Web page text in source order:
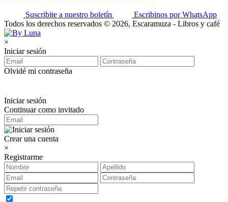
Suscribite a nuestro boletín
Escribinos por WhatsApp
Todos los derechos reservados © 2026, Escaramuza - Libros y café
×
Iniciar sesión
Olvidé mi contraseña
Iniciar sesión
Continuar como invitado
Crear una cuenta
×
Registrarme